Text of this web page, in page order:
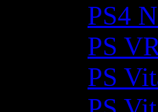
PS4
PS
PS